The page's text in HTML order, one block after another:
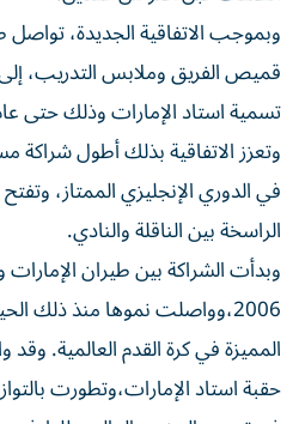
وبموجب الاتفاقية الجديدة، تواصل
قميص الفريق وملابس التدريب،
تسمية استاد الإمارات وذلك حتى عام
وتعزز الاتفاقية بذلك أطول
في الدوري الإنجليزي الممتاز،
الراسخة بين الناقلة والنادي.
وبدأت الشراكة بين طيران
2006،وواصلت نموها منذ ذلك
المميزة في كرة القدم العالمية.
حقبة استاد الإمارات،وتطورت